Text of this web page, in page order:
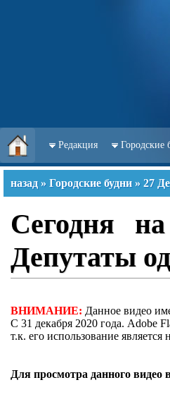
Редакция Городские
назад » Городские будни » 27
Сегодня
Депутаты
ВНИМАНИЕ: Данное видео
С 31 декабря 2020 года. Adobe
т.к. его использование является
Для просмотра данного видео